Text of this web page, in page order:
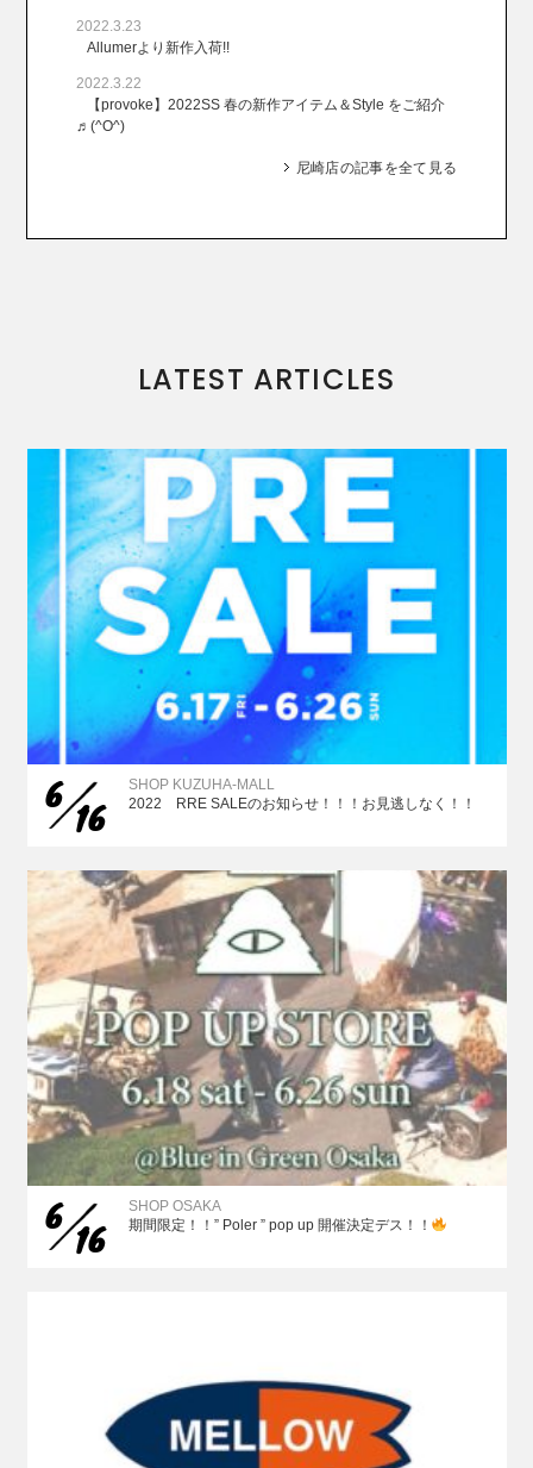
2022.3.23
Allumerより新作入荷!!
2022.3.22
【provoke】2022SS 春の新作アイテム＆Style をご紹介
♬(^O^)
尼崎店の記事を全て見る
LATEST ARTICLES
6 16
SHOP KUZUHA-MALL
2022 RRE SALEのお知らせ！！！お見逃しなく！！
6 16
SHOP OSAKA
期間限定！！” Poler ” pop up 開催決定デス！！